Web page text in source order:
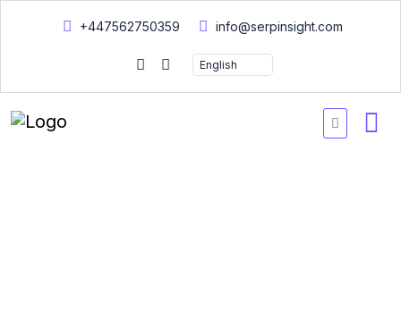
+447562750359 info@serpinsight.com